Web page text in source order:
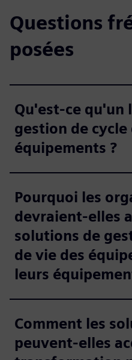
Questions
posées
Qu'est-ce qu'un
gestion de cycle
équipements ?
Pourquoi les
devraient-elles
solutions de
de vie des
leurs
Comment les
peuvent-elles